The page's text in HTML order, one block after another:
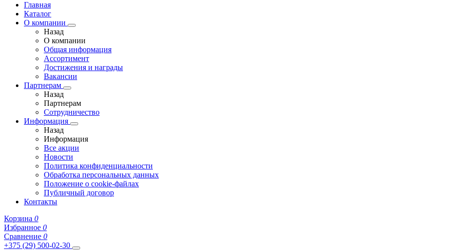
Главная
Каталог
О компании
Назад
О компании
Общая информация
Ассортимент
Достижения и награды
Вакансии
Партнерам
Назад
Партнерам
Сотрудничество
Информация
Назад
Информация
Все акции
Новости
Политика конфиденциальности
Обработка персональных данных
Положение о cookie-файлах
Публичный договор
Контакты
Корзина 0
Избранное 0
Сравнение 0
+375 (29) 500-02-30